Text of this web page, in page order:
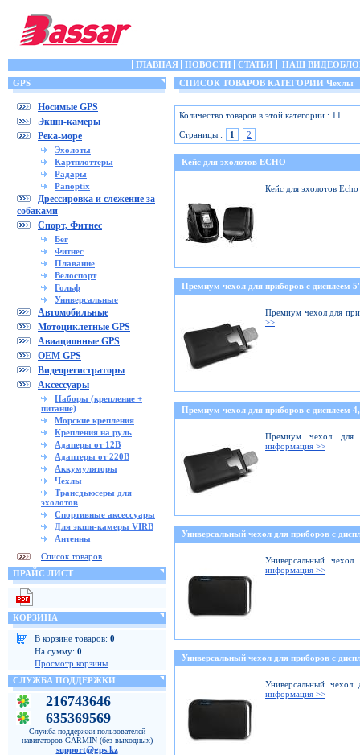
ГЛАВНАЯ НОВОСТИ СТАТЬИ
НАШ
GPS
Носимые GPS
Экшн-камеры
Река-море
Эхолоты
Картплоттеры
Радары
Panoptix
Дрессировка и слежение за
собаками
Спорт, Фитнес
Бег
Фитнес
Плавание
Велоспорт
Гольф
Универсальные
Автомобильные
Мотоциклетные GPS
Авиационные GPS
OEM GPS
Видеорегистраторы
Аксессуары
Наборы (крепление +
питание)
Морские крепления
Крепления на руль
Адаперы от 12В
Адаптеры от 220В
Аккумуляторы
Чехлы
Трансдьюсеры для
эхолотов
Спортивные аксессуары
Для экшн-камеры VIRB
Антенны
Список товаров
ПРАЙС ЛИСТ
КОРЗИНА
В корзине товаров: 0
На сумму: 0
Просмотр корзины
СЛУЖБА ПОДДЕРЖКИ
216743646
635369569
Служба поддержки пользователей
навигаторов GARMIN (без выходных)
support@gps.kz
СПИСОК ТОВАРОВ КАТЕГОРИИ Чехлы
Количество товаров в этой категории : 11
Страницы :
1 2
Кейс для эхолотов ECHO
Кейс для эхолотов
Премиум чехол для приборов с дисплеем
Премиум чехол для
>>
Премиум чехол для приборов с дисплеем
Премиум чехол
информация >>
Универсальный чехол для приборов с
Универсальный
информация >>
Универсальный чехол для приборов с
Универсальный
информация >>